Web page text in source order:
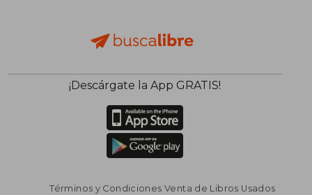
¡Descárgate la App GRATIS!
Términos y Condiciones Venta de Libros Usados